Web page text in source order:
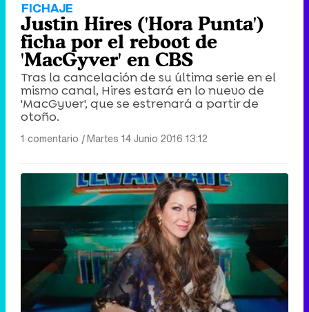
FICHAJE
Justin Hires ('Hora Punta')
ficha por el reboot de
'MacGyver' en CBS
Tras la cancelación de su última serie en el
mismo canal, Hires estará en lo nuevo de
'MacGyver', que se estrenará a partir de
otoño.
1 comentario |Martes 14 Junio 2016 13:12